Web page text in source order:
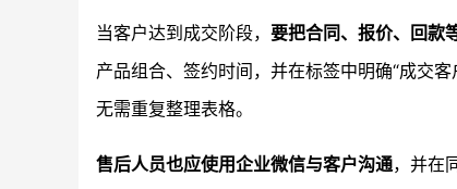
当客户达到成交阶段， 要把合同、报价、回款
产品组合、签约时间，并在标签中明确“成交客
无需重复整理表格。
售后人员也应使用企业微信与客户沟通，并在